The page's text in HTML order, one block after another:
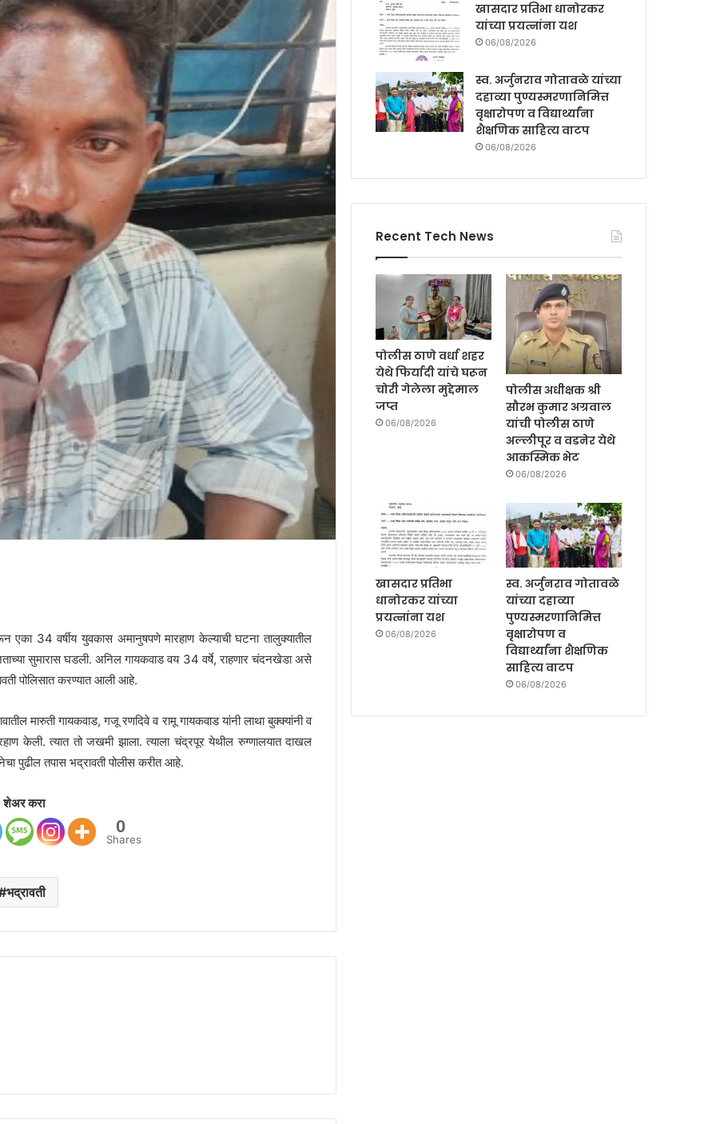
एका 34 वर्षीय युवकास अमानुषपणे मारहाण केल्याची घटना तालुक्यातील
सुमारास घडली. अनिल गायकवाड वय 34 वर्षे, राहणार चंदनखेडा असे
पोलिसात करण्यात आली आहे.
मारुती गायकवाड, गजू रणदिवे व रामू गायकवाड यांनी लाथा बुक्क्यांनी व
केली. त्यात तो जखमी झाला. त्याला चंद्रपूर येथील रुग्णालयात दाखल
पुढील तपास भद्रावती पोलीस करीत आहे.
शेअर करा
0
Shares
भद्रावती
खासदार प्रतिभा धानोरकर
यांच्या प्रयत्नांना यश
06/08/2026
स्व. अर्जुनराव गोतावळे यांच्या
दहाव्या पुण्यस्मरणानिमित्त
वृक्षारोपण व विद्यार्थ्यांना
शैक्षणिक साहित्य वाटप
06/08/2026
Recent Tech News
पोलीस ठाणे वर्धा शहर
येथे फिर्यादी यांचे घरून
चोरी गेलेला मुद्देमाल
जप्त
06/08/2026
पोलीस अधीक्षक श्री
सौरभ कुमार अग्रवाल
यांची पोलीस ठाणे
अल्लीपूर व वडनेर येथे
आकस्मिक भेट
06/08/2026
खासदार प्रतिभा
धानोरकर यांच्या
प्रयत्नांना यश
06/08/2026
स्व. अर्जुनराव गोतावळे
यांच्या दहाव्या
पुण्यस्मरणानिमित्त
वृक्षारोपण व
विद्यार्थ्यांना शैक्षणिक
साहित्य वाटप
06/08/2026